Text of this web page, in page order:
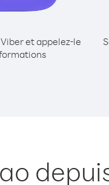
et appelez-le